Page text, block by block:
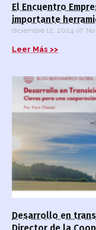
El Encuentro
importante
diciembre 12, 2024
Leer Más >>
Desarrollo en